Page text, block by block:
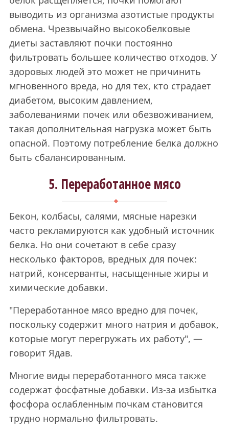
выводить из организма азотистые продукты
обмена. Чрезвычайно высокобелковые
диеты заставляют почки постоянно
фильтровать большее количество отходов. У
здоровых людей это может не причинить
мгновенного вреда, но для тех, кто страдает
диабетом, высоким давлением,
заболеваниями почек или обезвоживанием,
такая дополнительная нагрузка может быть
опасной. Поэтому потребление белка должно
быть сбалансированным.
5. Переработанное мясо
Бекон, колбасы, салями, мясные нарезки
часто рекламируются как удобный источник
белка. Но они сочетают в себе сразу
несколько факторов, вредных для почек:
натрий, консерванты, насыщенные жиры и
химические добавки.
"Переработанное мясо вредно для почек,
поскольку содержит много натрия и добавок,
которые могут перегружать их работу", —
говорит Ядав.
Многие виды переработанного мяса также
содержат фосфатные добавки. Из-за избытка
фосфора ослабленным почкам становится
трудно нормально фильтровать.